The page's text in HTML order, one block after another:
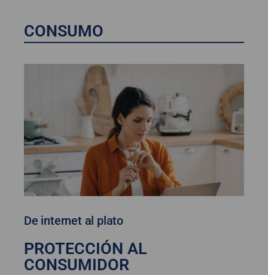
CONSUMO
De internet al plato
PROTECCIÓN AL
CONSUMIDOR